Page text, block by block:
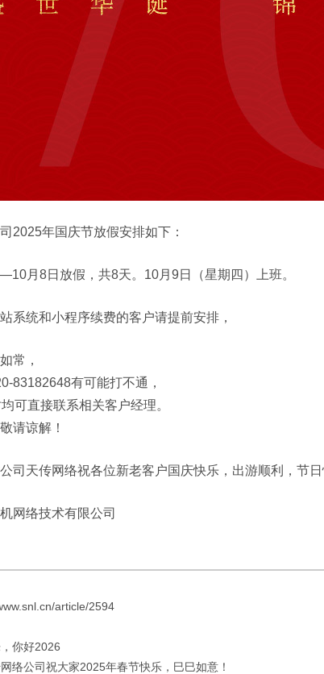
2025年国庆节放假安排如下：
月8日放假，共8天。10月9日（星期四）上班。
系统和小程序续费的客户请提前安排，
常，
83182648有可能打不通，
可直接联系相关客户经理。
请谅解！
司天传网络祝各位新老客户国庆快乐，出游顺利，节
网络技术有限公司
article/2594
你好2026
络公司祝大家2025年春节快乐，巳巳如意！